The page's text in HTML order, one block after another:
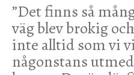
”Det finns så
väg blev brokig
inte alltid som vi
någonstans